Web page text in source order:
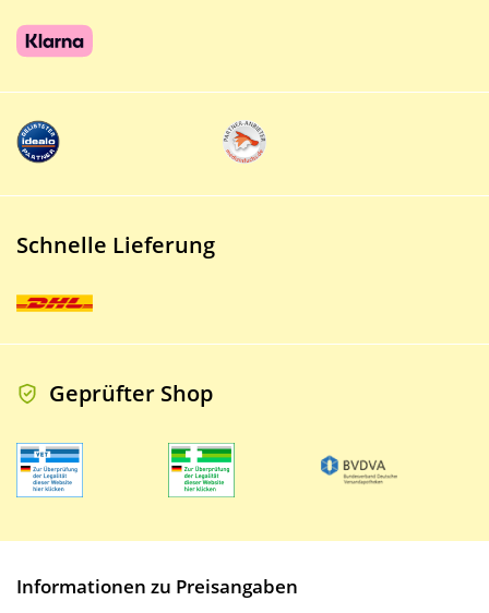
Schnelle Lieferung
Geprüfter Shop
Informationen zu Preisangaben